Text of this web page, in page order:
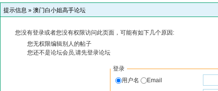
提示信息 » 澳门白小姐高手论坛
您没有登录或者您没有权限访问此页面，可能有如下几个原因:
您无权限编辑别人的帖子
您还不是论坛会员,请先登录论坛
登录
用户名
Email